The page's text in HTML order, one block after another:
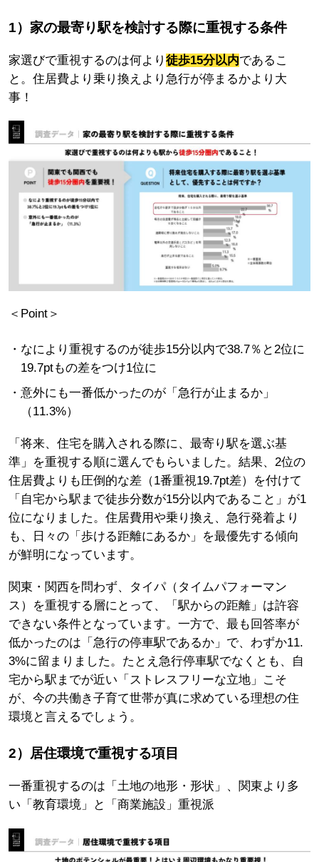
1）家の最寄り駅を検討する際に重視する条件
家選びで重視するのは何より 徒歩15分以内であるこ
と。住居費より乗り換えより急行が停まるかより大
事！
＜Point＞
なにより重視するのが徒歩15分以内で38.7％と2位に
19.7ptもの差をつけ1位に
意外にも一番低かったのが「急行が止まるか」
（11.3%）
「将来、住宅を購入される際に、最寄り駅を選ぶ基
準」を重視する順に選んでもらいました。結果、2位の
住居費よりも圧倒的な差（1番重視19.7pt差）を付けて
「自宅から駅まで徒歩分数が15分以内であること」が1
位になりました。住居費用や乗り換え、急行発着より
も、日々の「歩ける距離にあるか」を最優先する傾向
が鮮明になっています。
関東・関西を問わず、タイパ（タイムパフォーマン
ス）を重視する層にとって、「駅からの距離」は許容
できない条件となっています。一方で、最も回答率が
低かったのは「急行の停車駅であるか」で、わずか11.
3%に留まりました。たとえ急行停車駅でなくとも、自
宅から駅までが近い「ストレスフリーな立地」こそ
が、今の共働き子育て世帯が真に求めている理想の住
環境と言えるでしょう。
2）居住環境で重視する項目
一番重視するのは「土地の地形・形状」、関東より多
い「教育環境」と「商業施設」重視派